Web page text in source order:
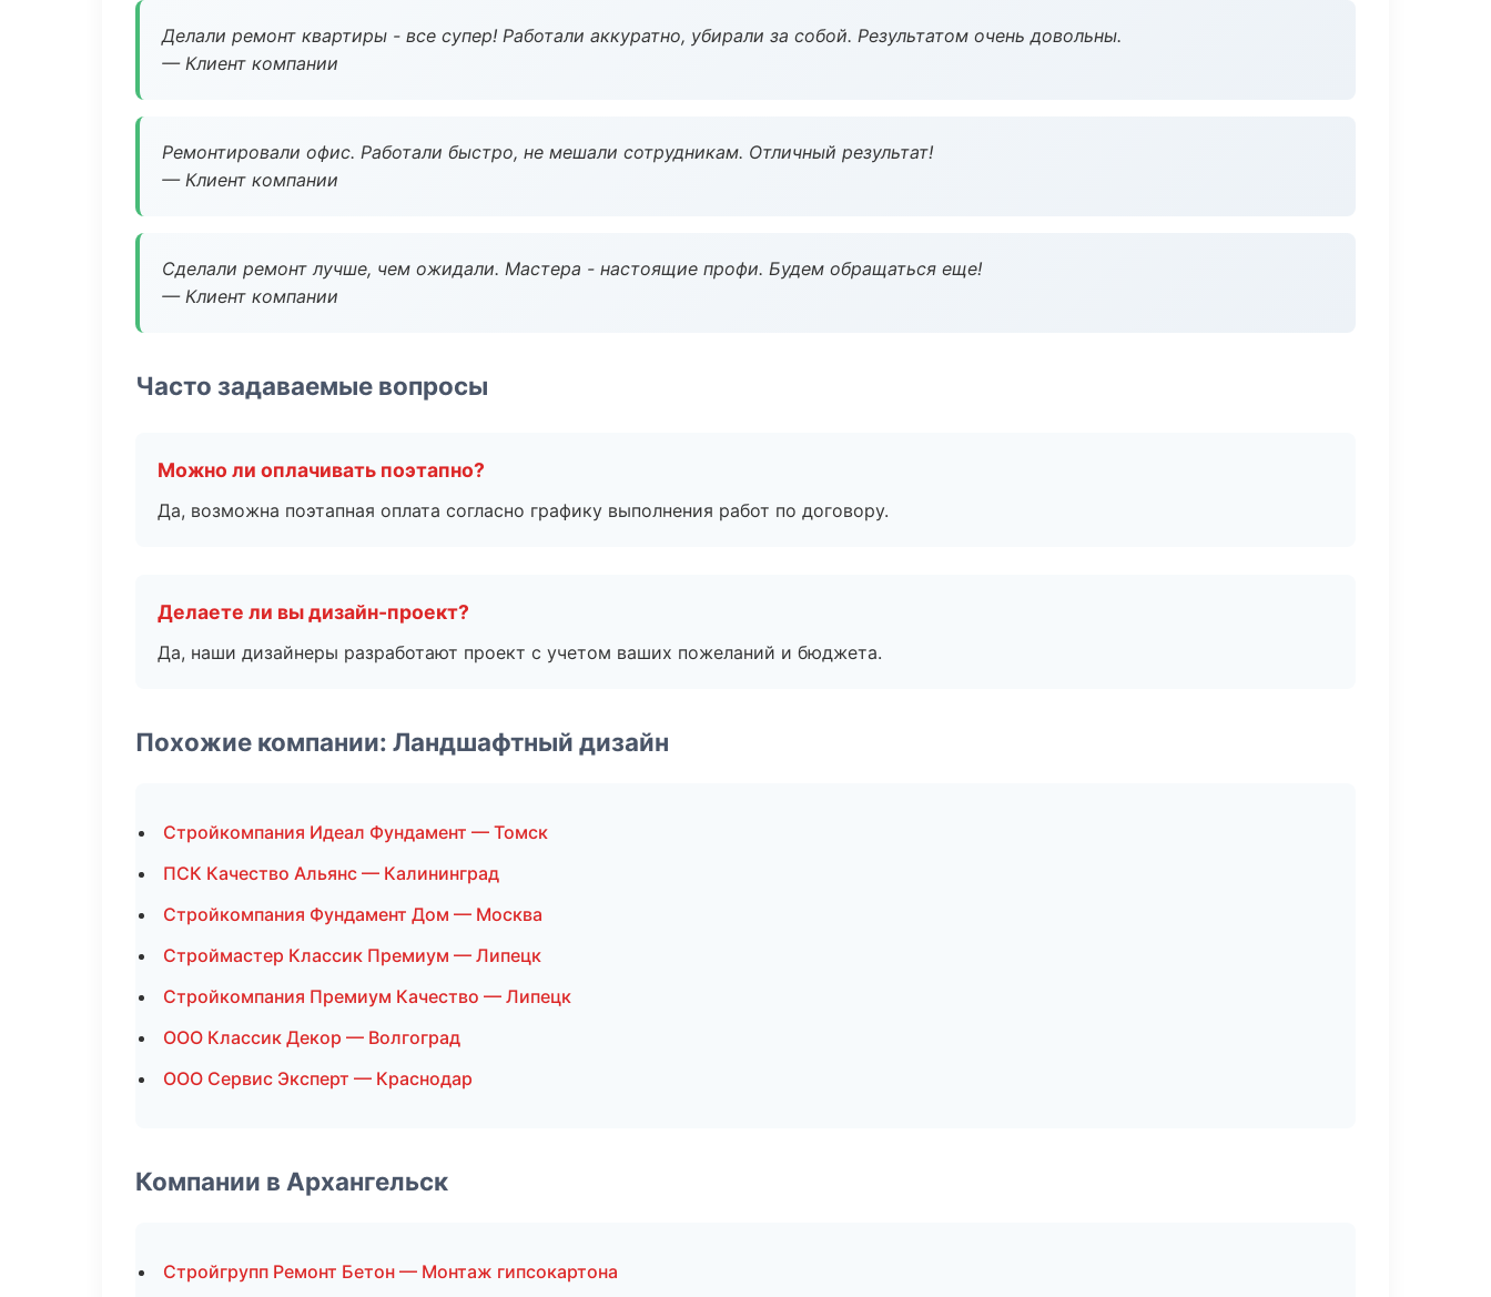
Делали ремонт квартиры - все супер! Работали аккуратно, убирали за собой. Результатом очень довольны.
— Клиент компании
Ремонтировали офис. Работали быстро, не мешали сотрудникам. Отличный результат!
— Клиент компании
Сделали ремонт лучше, чем ожидали. Мастера - настоящие профи. Будем обращаться еще!
— Клиент компании
Часто задаваемые вопросы
Можно ли оплачивать поэтапно?
Да, возможна поэтапная оплата согласно графику выполнения работ по договору.
Делаете ли вы дизайн-проект?
Да, наши дизайнеры разработают проект с учетом ваших пожеланий и бюджета.
Похожие компании: Ландшафтный дизайн
Стройкомпания Идеал Фундамент — Томск
ПСК Качество Альянс — Калининград
Стройкомпания Фундамент Дом — Москва
Строймастер Классик Премиум — Липецк
Стройкомпания Премиум Качество — Липецк
ООО Классик Декор — Волгоград
ООО Сервис Эксперт — Краснодар
Компании в Архангельск
Стройгрупп Ремонт Бетон — Монтаж гипсокартона